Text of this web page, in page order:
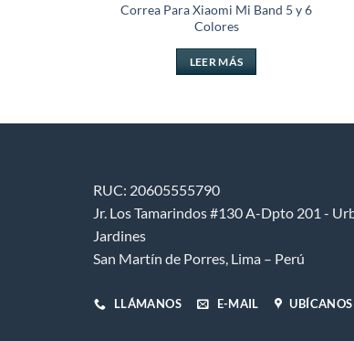
Correa Para Xiaomi Mi Band 5 y 6
Colores
LEER MÁS
RUC: 20605555790
Jr. Los Tamarindos #130 A-Dpto 201 -
Jardines
San Martín de Porres, Lima – Perú
LLÁMANOS E-MAIL UBÍCANOS